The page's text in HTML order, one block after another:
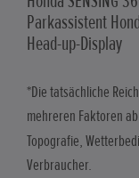
Parkassistent
Head-up-Display
*Die tatsächliche
mehreren Faktoren
Topografie,
Verbraucher.